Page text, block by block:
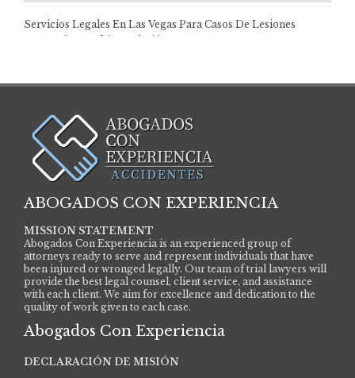
Servicios Legales En Las Vegas Para Casos De Lesiones
ABOGADOS CON EXPERIENCIA
MISSION STATEMENT
Abogados Con Experiencia is an experienced group of
attorneys ready to serve and represent individuals that have
been injured or wronged legally. Our team of trial lawyers will
provide the best legal counsel, client service, and assistance
with each client. We aim for excellence and dedication to the
quality of work given to each case.
Abogados Con Experiencia
DECLARACIÓN DE MISIÓN